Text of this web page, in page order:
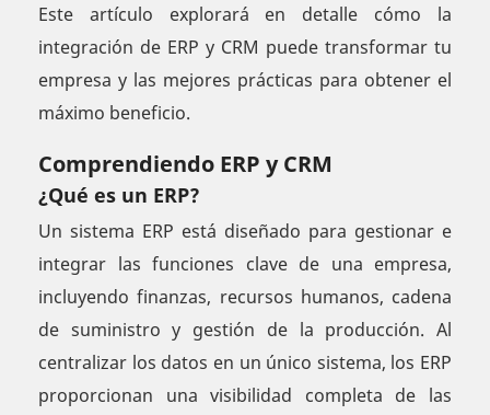
Este artículo explorará en detalle cómo la
integración de ERP y CRM puede transformar tu
empresa y las mejores prácticas para obtener el
máximo beneficio.
Comprendiendo ERP y CRM
¿Qué es un ERP?
Un sistema ERP está diseñado para gestionar e
integrar las funciones clave de una empresa,
incluyendo finanzas, recursos humanos, cadena
de suministro y gestión de la producción. Al
centralizar los datos en un único sistema, los ERP
proporcionan una visibilidad completa de las